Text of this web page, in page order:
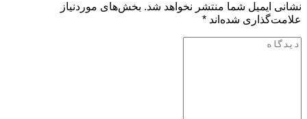
نشانی ایمیل شما منتشر نخواهد شد. بخش‌های موردنیاز
علامت‌گذاری شده‌اند *